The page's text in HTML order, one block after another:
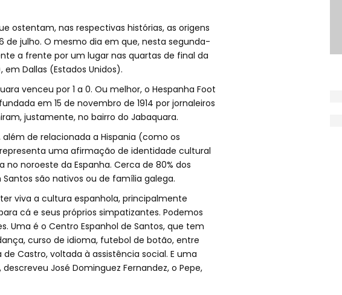
ostentam, nas respectivas histórias, as origens
julho. O mesmo dia em que, nesta segunda-
a frente por um lugar nas quartas de final da
em Dallas (Estados Unidos).
venceu por 1 a 0. Ou melhor, o Hespanha Foot
em 15 de novembro de 1914 por jornaleiros
justamente, no bairro do Jabaquara.
além de relacionada a Hispania (como os
uma afirmação de identidade cultural
noroeste da Espanha. Cerca de 80% dos
são nativos ou de família galega.
viva a cultura espanhola, principalmente
cá e seus próprios simpatizantes. Podemos
Uma é o Centro Espanhol de Santos, que tem
curso de idioma, futebol de botão, entre
Castro, voltada à assistência social. E uma
José Dominguez Fernandez, o Pepe,